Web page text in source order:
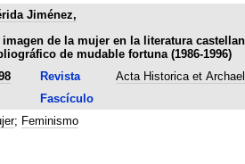
Jiménez,
imagen de la mujer en la literatura
de mudable fortuna (1986-1996)
Revista
Acta Historica et
Fascículo
; Feminismo